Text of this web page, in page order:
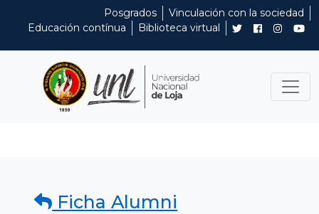
Posgrados
Vinculación con la sociedad
Educación contínua
Biblioteca virtual
Ficha Alumni